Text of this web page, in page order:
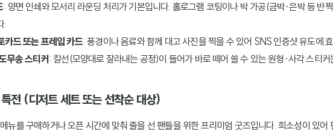
: 양면 인쇄와 모서리 라운딩 처리가 기본입니다. 홀로그램 코팅이나 박 가공(금박·은박 등 반
.
카드 또는 프레임 카드: 풍경이나 음료와 함께 대고 사진을 찍을 수 있어 SNS 인증샷 유도에
무송 스티커 : 칼선(모양대로 잘라내는 공정)이 들어가 바로 떼어 쓸 수 있는 원형·사각 스티
전 (디저트 세트 또는 선착순 대상)
뉴를 구매하거나 오픈 시간에 맞춰 줄을 선 팬들을 위한 프리미엄 굿즈입니다. 희소성이 있어